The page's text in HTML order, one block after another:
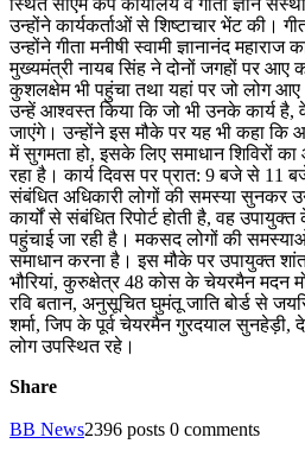
उन्होंने कार्यकर्ताओं से शिष्टाचार भेंट की।
उन्होंने गीता मनीषी स्वामी ज्ञानानंद महाराज
मुख्यमंत्री नायब सिंह ने दोनों जगहों पर आए
कुशलक्षेम भी पहुंचा तथा यहां पर जो लोग
उन्हें आश्वस्त किया कि जो भी उनके कार्य है,
जाएंगे। उन्होंने इस मौके पर यह भी कहा कि
में सुगमता हो, इसके लिए समाधान शिविरों
रहा है। कार्य दिवस पर प्रात: 9 बजे से 11
संबंधित अधिकारी लोगों की समस्या सुनकर
कार्यों से संबंधित रिपोर्ट होती है, वह
पहुंचाई जा रही है। मकसद लोगों की
समाधान करना है। इस मौके पर उपायुक्त
भौरियां, कुरुक्षेत्र 48 कोस के चेयरमैन मदन
रवि बतान, अनुसूचित घुमंतू जाति बोर्ड से
शर्मा, जिप के पूर्व चेयरमैन गुरदयाल सुनहेड़ी,
लोग उपस्थित रहे।
Share
BB News2396 posts 0 comments